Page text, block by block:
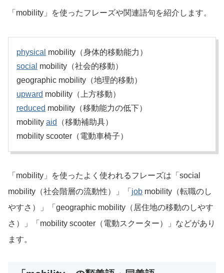
「mobility」を使ったフレーズや関連語句を紹介します。
physical mobility（身体的移動能力）
social mobility（社会的移動）
geographic mobility（地理的移動）
upward mobility（上方移動）
reduced mobility（移動能力の低下）
mobility aid
（移動補助具）
mobility scooter（電動車椅子）
「mobility」を使ったよく使われるフレーズは「social
mobility（社会階層の流動性）」「 job mobility（転職のし
やすさ）」「geographic mobility（居住地の移動のしやす
さ）」「mobility scooter（電動スクーター）」などがあり
ます。